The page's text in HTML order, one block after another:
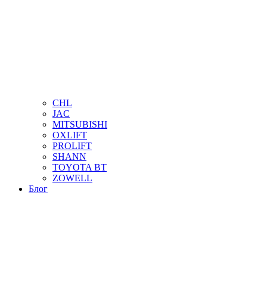
CHL
JAC
MITSUBISHI
OXLIFT
PROLIFT
SHANN
TOYOTA BT
ZOWELL
Блог